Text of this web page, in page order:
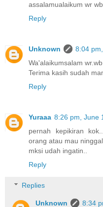
assalamualaikum wr
Reply
Unknown
8:04
Wa'alaikumsalam wr.wb
Terima kasih sudah
Reply
Yuraaa 8:26 pm, June
pernah kepikiran
orang atau mau
mksi udah ingatin..
Reply
Replies
Unknown 8:34